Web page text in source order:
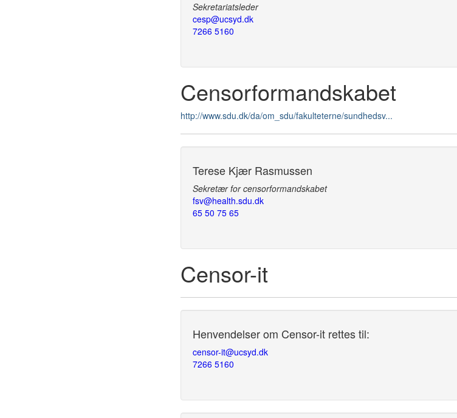
Sekretariatsleder
cesp@ucsyd.dk
7266 5160
Censorformandskabet
http://www.sdu.dk/da/om_sdu/fakulteterne/sundhedsv...
Terese Kjær Rasmussen
Sekretær for censorformandskabet
fsv@health.sdu.dk
65 50 75 65
Censor-it
Henvendelser om Censor-it rettes til:
censor-it@ucsyd.dk
7266 5160